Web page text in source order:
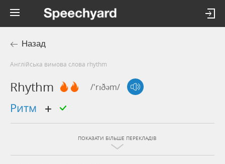
Назад
Англійська вимова слова rhythm
Rhythm /'rɪðəm/
ритм
ПОКАЗАТИ БІЛЬШЕ ПЕРЕКЛАДІВ